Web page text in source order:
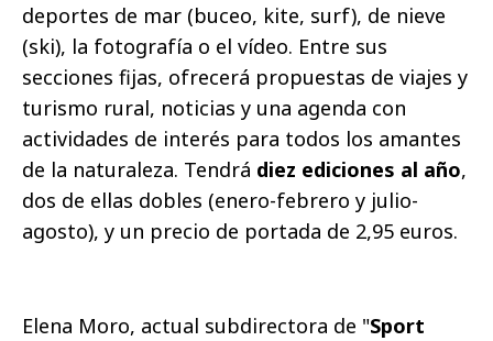
deportes de mar (buceo, kite, surf), de nieve
(ski), la fotografía o el vídeo. Entre sus
secciones fijas, ofrecerá propuestas de viajes y
turismo rural, noticias y una agenda con
actividades de interés para todos los amantes
de la naturaleza. Tendrá diez ediciones al año,
dos de ellas dobles (enero-febrero y julio-
agosto), y un precio de portada de 2,95 euros.
Elena Moro, actual subdirectora de "Sport